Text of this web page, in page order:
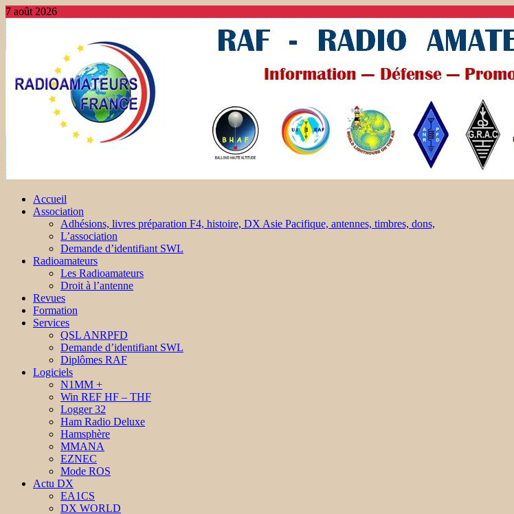
7 août 2026
Accueil
Association
Adhésions, livres préparation F4, histoire, DX Asie Pacifique, antennes, timbres, dons,
L’association
Demande d’identifiant SWL
Radioamateurs
Les Radioamateurs
Droit à l’antenne
Revues
Formation
Services
QSL ANRPFD
Demande d’identifiant SWL
Diplômes RAF
Logiciels
N1MM +
Win REF HF – THF
Logger 32
Ham Radio Deluxe
Hamsphère
MMANA
EZNEC
Mode ROS
Actu DX
EA1CS
DX WORLD